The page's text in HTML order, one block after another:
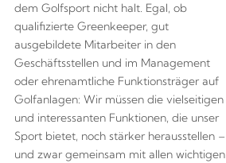
dem Golfsport nicht halt. Egal, ob
qualifizierte Greenkeeper, gut
ausgebildete Mitarbeiter in den
Geschäftsstellen und im Management
oder ehrenamtliche Funktionsträger auf
Golfanlagen: Wir müssen die vielseitigen
und interessanten Funktionen, die unser
Sport bietet, noch stärker herausstellen –
und zwar gemeinsam mit allen wichtigen